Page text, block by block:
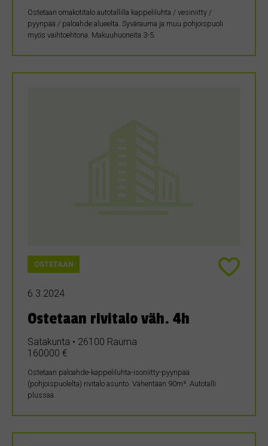
Ostetaan omakotitalo autotallilla kappeliluhta / vesiniitty /
pyynpää / paloahde alueelta. Syvärauma ja muu pohjoispuoli
myös vaihtoehtona. Makuuhuoneita 3-5.
OSTETAAN
6.3.2024
Ostetaan rivitalo väh. 4h
Satakunta • 26100 Rauma
160000 €
Ostetaan paloahde-kappeliluhta-isoniitty-pyynpää
(pohjoispuolelta) rivitalo asunto. Vähentään 90m². Autotalli
plussaa.